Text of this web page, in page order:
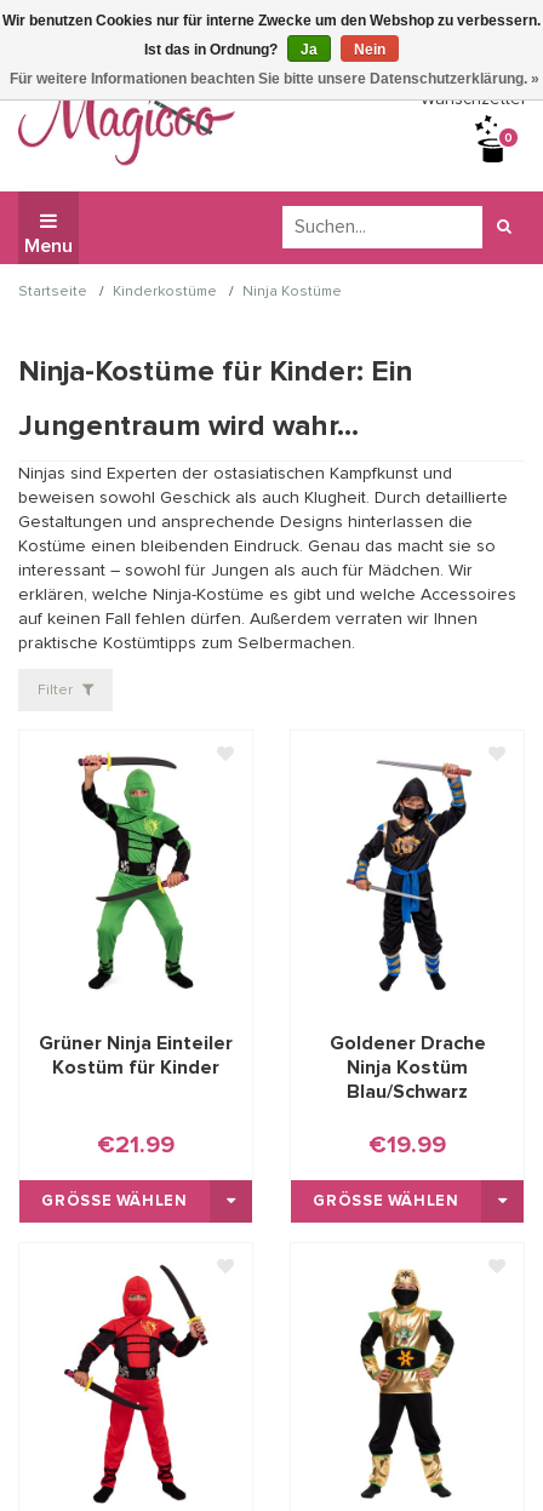
Wir haben Betriebsferien, daher können Sie derzeit nicht
bestellen.
Wunschzettel
0
Menu
Startseite / Kinderkostüme / Ninja Kostüme
Ninja-Kostüme für Kinder: Ein
Jungentraum wird wahr...
Ninjas sind Experten der ostasiatischen Kampfkunst und
beweisen sowohl Geschick als auch Klugheit. Durch detaillierte
Gestaltungen und ansprechende Designs hinterlassen die
Kostüme einen bleibenden Eindruck. Genau das macht sie so
interessant – sowohl für Jungen als auch für Mädchen. Wir
erklären, welche Ninja-Kostüme es gibt und welche Accessoires
auf keinen Fall fehlen dürfen. Außerdem verraten wir Ihnen
praktische Kostümtipps zum Selbermachen.
Filter
Grüner Ninja Einteiler
Kostüm für Kinder
€21.99
GRÖSSE WÄHLEN
Goldener Drache
Ninja Kostüm
Blau/Schwarz
€19.99
GRÖSSE WÄHLEN
Wir benutzen Cookies nur für interne Zwecke um den Webshop zu verbessern.
Ist das in Ordnung?
Ja
Nein
Für weitere Informationen beachten Sie bitte unsere Datenschutzerklärung. »